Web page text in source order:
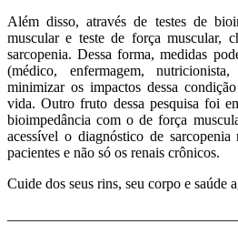
Além disso, através de testes de
muscular e teste de força muscular,
sarcopenia. Dessa forma, medidas
(médico, enfermagem,
minimizar os impactos dessa
vida. Outro fruto dessa pesquisa foi
bioimpedância com o de força
acessível o diagnóstico de
pacientes e não só os renais crônicos.
Cuide dos seus rins, seu corpo e saúde